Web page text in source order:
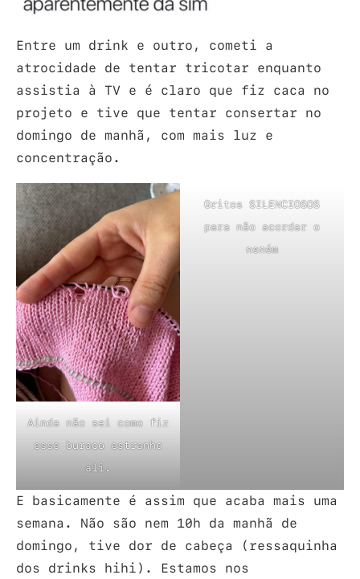
Entre um drink e outro, cometi a
atrocidade de tentar tricotar enquanto
assistia à TV e é claro que fiz caca no
projeto e tive que tentar consertar no
domingo de manhã, com mais luz e
concentração.
Ainda não sei como fiz
esse buraco estranho
ali.
Gritos SILENCIOSOS
para não acordar o
neném
E basicamente é assim que acaba mais uma
semana. Não são nem 10h da manhã de
domingo, tive dor de cabeça (ressaquinha
dos drinks hihi). Estamos nos